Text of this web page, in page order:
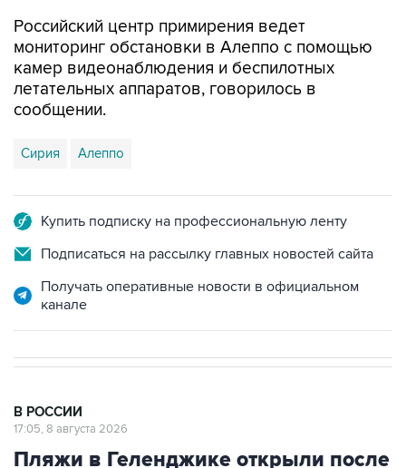
камер видеонаблюдения и беспилотных
летательных аппаратов, говорилось в
сообщении.
Сирия Алеппо
Подписаться на рассылку главных новостей сайта
Получать оперативные новости в официальном
Пляжи в Геленджике открыли после
снятия угрозы атаки БПЛА